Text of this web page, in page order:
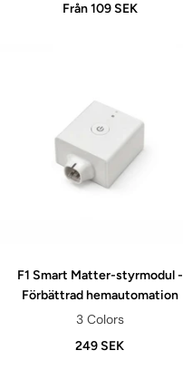
Från 109 SEK
F1 Smart Matter-styrmodul -
Förbättrad hemautomation
3 Colors
249 SEK